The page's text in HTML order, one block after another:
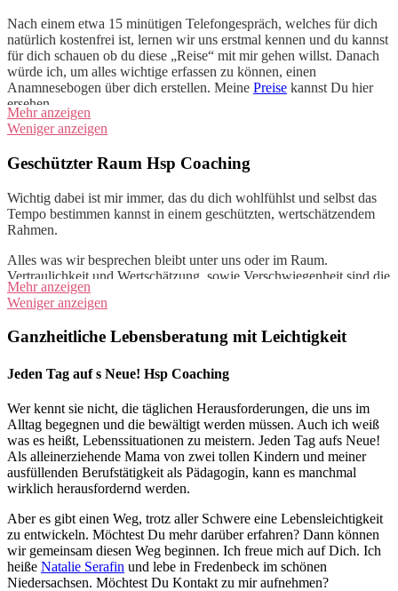
Nach einem etwa 15 minütigen Telefongespräch, welches für dich
natürlich kostenfrei ist, lernen wir uns erstmal kennen und du kannst
für dich schauen ob du diese „Reise“ mit mir gehen willst. Danach
würde ich, um alles wichtige erfassen zu können, einen
Anamnesebogen über dich erstellen. Meine Preise kannst Du hier
ersehen.
Gern kannst Du dabei die Form wählen, welche für Dich am Besten
Der Anamnesebogen soll die konfliktbehafteten Stellen Deines
Mehr anzeigen
Weniger anzeigen
Geschützter Raum Hsp Coaching
Wichtig dabei ist mir immer, das du dich wohlfühlst und selbst das
Tempo bestimmen kannst in einem geschützten, wertschätzendem
Rahmen.
Alles was wir besprechen bleibt unter uns oder im Raum.
Vertraulichkeit und Wertschätzung, sowie Verschwiegenheit sind die
wichtigsten Elemente meiner Coachingarbeit.
Mehr anzeigen
Weniger anzeigen
Ganzheitliche Lebensberatung mit Leichtigkeit
Jeden Tag auf s Neue! Hsp Coaching
Wer kennt sie nicht, die täglichen Herausforderungen, die uns im
Alltag begegnen und die bewältigt werden müssen. Auch ich weiß
was es heißt, Lebenssituationen zu meistern. Jeden Tag aufs Neue!
Als alleinerziehende Mama von zwei tollen Kindern und meiner
ausfüllenden Berufstätigkeit als Pädagogin, kann es manchmal
wirklich herausfordernd werden.
Aber es gibt einen Weg, trotz aller Schwere eine Lebensleichtigkeit
zu entwickeln. Möchtest Du mehr darüber erfahren? Dann können
wir gemeinsam diesen Weg beginnen. Ich freue mich auf Dich. Ich
heiße Natalie Serafin und lebe in Fredenbeck im schönen
Niedersachsen. Möchtest Du Kontakt zu mir aufnehmen?